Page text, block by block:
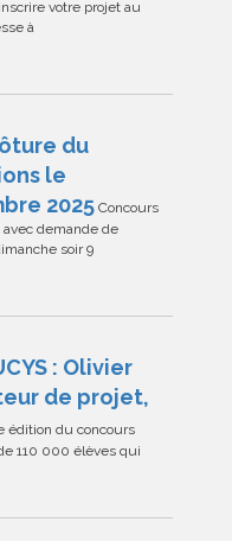
votre projet au
à
du
le
2025 Concours
demande de
soir 9
: Olivier
de projet,
édition du concours
110 000 élèves qui